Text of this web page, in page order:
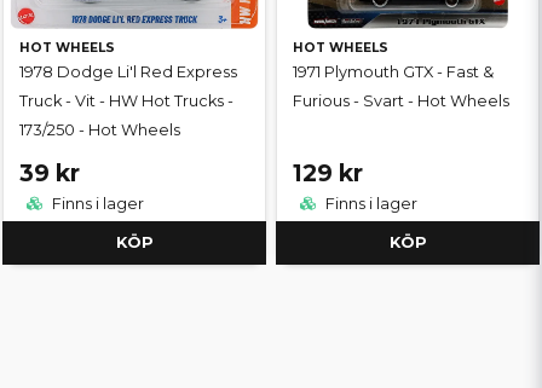
HOT WHEELS
1978 Dodge Li'l Red Express
Truck - Vit - HW Hot Trucks -
173/250 - Hot Wheels
39 kr
Finns i lager
KÖP
HOT WHEELS
1971 Plymouth GTX - Fast &
Furious - Svart - Hot Wheels
129 kr
Finns i lager
KÖP